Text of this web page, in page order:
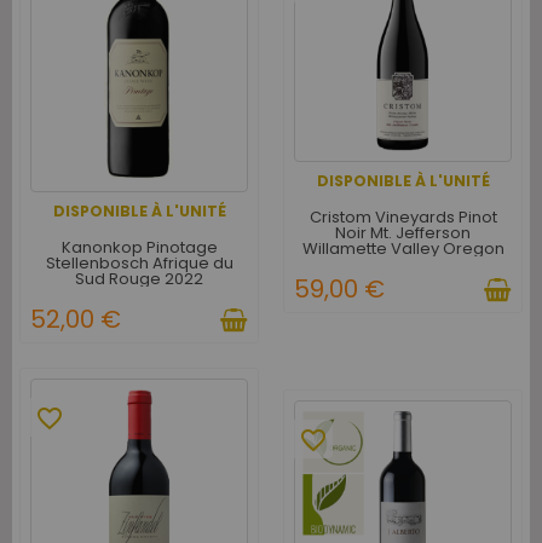
DISPONIBLE À L'UNITÉ
Kanonkop Pinotage
Stellenbosch Afrique du
Sud Rouge 2022
52,00 €
DISPONIBLE À L'UNITÉ
Cristom Vineyards Pinot
Noir Mt. Jefferson
Willamette Valley Oregon
USA 2021
59,00 €
favorite_border
favorite_border